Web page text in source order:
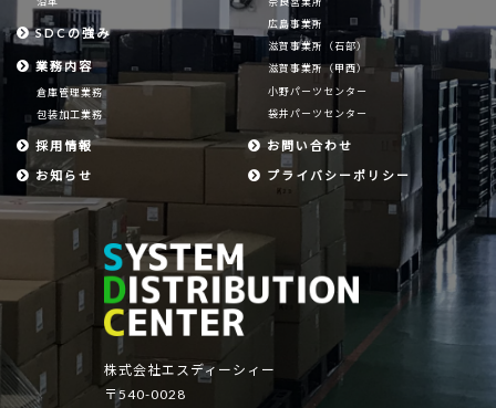
SDCの強み
業務内容
倉庫管理業務
包装加工業務
広島事業所
滋賀事業所（石部）
滋賀事業所（甲西）
小野パーツセンター
袋井パーツセンター
採用情報 お問い合わせ
お知らせ プライバシーポリシー
株式会社エスディーシィー
〒540-0028